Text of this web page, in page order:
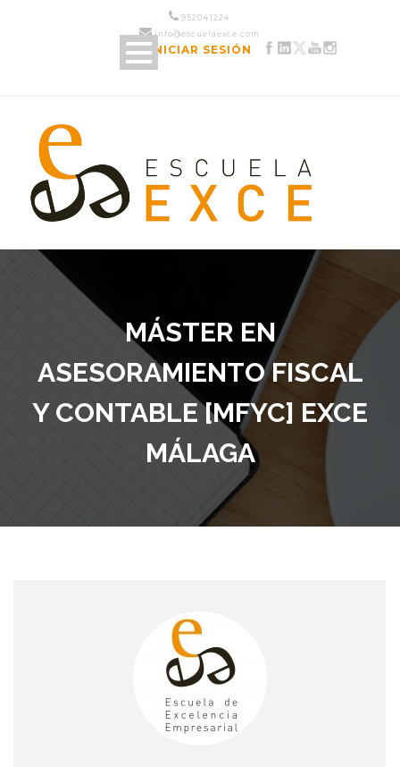
952 04 12 24
info@escuelaexce.com
INICIAR SESIÓN
MÁSTER EN
ASESORAMIENTO FISCAL
Y CONTABLE [MFYC] EXCE
MÁLAGA